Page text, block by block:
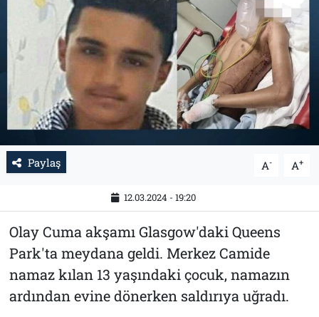
Paylaş A- A+
12.03.2024 - 19:20
Olay Cuma akşamı Glasgow'daki Queens
Park'ta meydana geldi. Merkez Camide
namaz kılan 13 yaşındaki çocuk, namazın
ardından evine dönerken saldırıya uğradı.
Dergi
Tarih
Dergi
İletişim
Künye